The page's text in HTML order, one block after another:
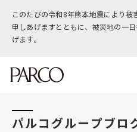
このたびの令和8年熊本地震により
申しあげますとともに、被災地の一
げます。
パルコグループブロ